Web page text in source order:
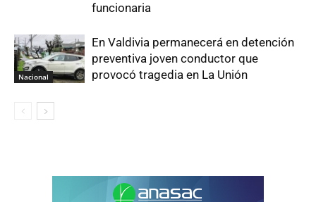
funcionaria
Nacional
En Valdivia permanecerá en detención
preventiva joven conductor que
provocó tragedia en La Unión